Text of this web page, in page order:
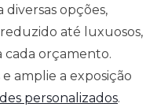
opções,
até luxuosos,
cada orçamento.
amplie a exposição
personalizados.